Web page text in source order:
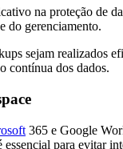
na proteção de
do gerenciamento.
sejam realizados
contínua dos dados.
365 e Google
para evitar